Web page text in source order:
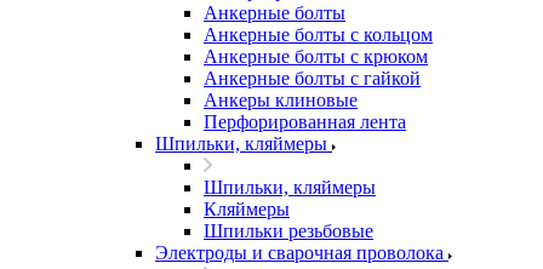
Анкерные болты
Анкерные болты с кольцом
Анкерные болты с крюком
Анкерные болты с гайкой
Анкеры клиновые
Перфорированная лента
Шпильки, кляймеры
Шпильки, кляймеры
Кляймеры
Шпильки резьбовые
Электроды и сварочная проволока